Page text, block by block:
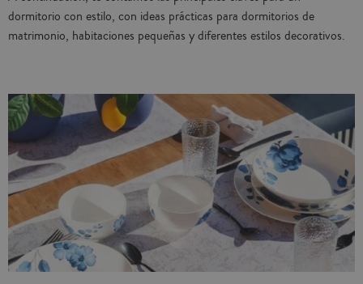
dormitorio con estilo, con ideas prácticas para dormitorios de
matrimonio, habitaciones pequeñas y diferentes estilos decorativos.